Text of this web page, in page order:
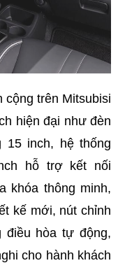
cộng trên Mitsubisi
hiện đại như đèn
15 inch, hệ thống
hỗ trợ kết nối
khóa thông minh,
kế mới, nút chỉnh
điều hòa tự động,
cho hành khách